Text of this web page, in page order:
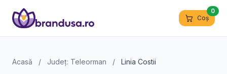
Coș
0
Acasă / Județ: Teleorman / Linia Costii